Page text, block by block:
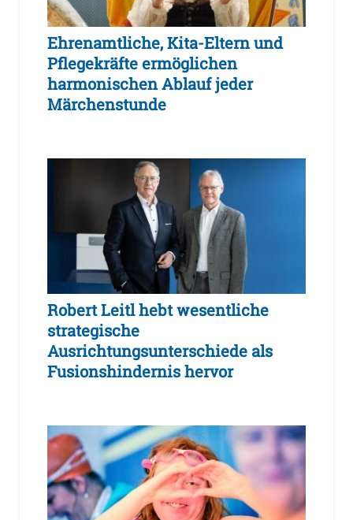
Ehrenamtliche, Kita-Eltern und
Pflegekräfte ermöglichen
harmonischen Ablauf jeder
Märchenstunde
Robert Leitl hebt wesentliche
strategische
Ausrichtungsunterschiede als
Fusionshindernis hervor